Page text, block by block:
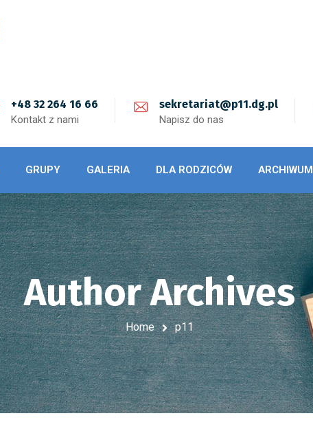
+48 32 264 16 66
Kontakt z nami
sekretariat@p11.dg.pl
Napisz do nas
GRUPY GALERIA DLA RODZICÓW ARCHIWUM
Author Archives
Home p11